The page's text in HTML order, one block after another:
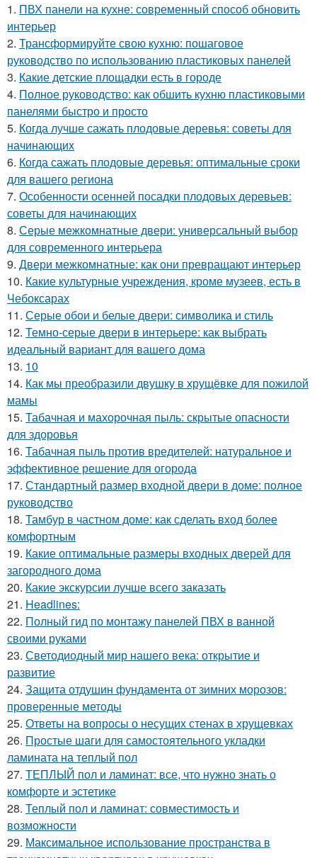
1. ПВХ панели на кухне: современный способ обновить
интерьер
2. Трансформируйте свою кухню: пошаговое
руководство по использованию пластиковых панелей
3. Какие детские площадки есть в городе
4. Полное руководство: как обшить кухню пластиковыми
панелями быстро и просто
5. Когда лучше сажать плодовые деревья: советы для
начинающих
6. Когда сажать плодовые деревья: оптимальные сроки
для вашего региона
7. Особенности осенней посадки плодовых деревьев:
советы для начинающих
8. Серые межкомнатные двери: универсальный выбор
для современного интерьера
9. Двери межкомнатные: как они превращают интерьер
10. Какие культурные учреждения, кроме музеев, есть в
Чебоксарах
11. Серые обои и белые двери: символика и стиль
12. Темно-серые двери в интерьере: как выбрать
идеальный вариант для вашего дома
13. 10
14. Как мы преобразили двушку в хрущёвке для пожилой
мамы
15. Табачная и махорочная пыль: скрытые опасности
для здоровья
16. Табачная пыль против вредителей: натуральное и
эффективное решение для огорода
17. Стандартный размер входной двери в доме: полное
руководство
18. Тамбур в частном доме: как сделать вход более
комфортным
19. Какие оптимальные размеры входных дверей для
загородного дома
20. Какие экскурсии лучше всего заказать
21. Headlines:
22. Полный гид по монтажу панелей ПВХ в ванной
своими руками
23. Светодиодный мир нашего века: открытие и
развитие
24. Защита отдушин фундамента от зимних морозов:
проверенные методы
25. Ответы на вопросы о несущих стенах в хрущевках
26. Простые шаги для самостоятельного укладки
ламината на теплый пол
27. ТЕПЛЫЙ пол и ламинат: все, что нужно знать о
комфорте и эстетике
28. Теплый пол и ламинат: совместимость и
возможности
29. Максимальное использование пространства в